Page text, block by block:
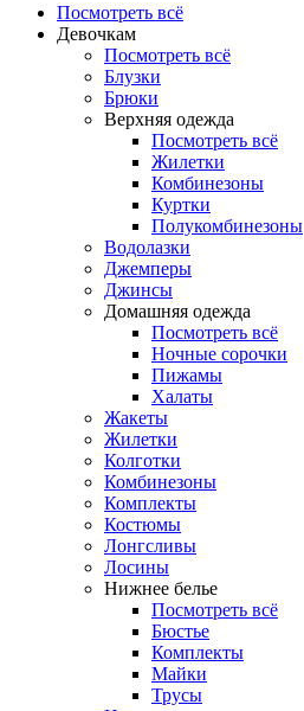
Посмотреть всё
Девочкам
Посмотреть всё
Блузки
Брюки
Верхняя одежда
Посмотреть всё
Жилетки
Комбинезоны
Куртки
Полукомбинезоны
Водолазки
Джемперы
Джинсы
Домашняя одежда
Посмотреть всё
Ночные сорочки
Пижамы
Халаты
Жакеты
Жилетки
Колготки
Комбинезоны
Комплекты
Костюмы
Лонгсливы
Лосины
Нижнее белье
Посмотреть всё
Бюстье
Комплекты
Майки
Трусы